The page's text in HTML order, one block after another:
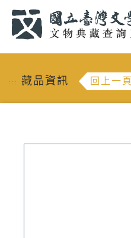
::: 藏品資訊 回上一頁